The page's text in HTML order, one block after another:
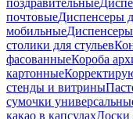
поздравительные
почтовыеДиспенсеры
мобильные
столики для стульев
фасованныеКороба
картонные
стенды и витрины
сумочки
какао в капсулахДоски